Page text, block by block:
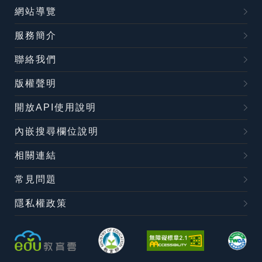
網站導覽
服務簡介
聯絡我們
版權聲明
開放API使用說明
內嵌搜尋欄位說明
相關連結
常見問題
隱私權政策